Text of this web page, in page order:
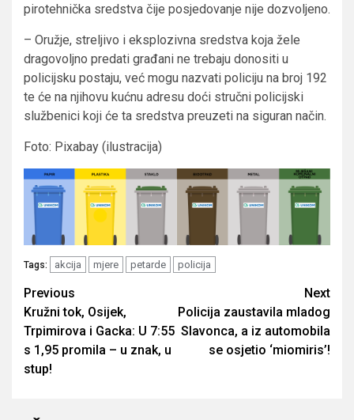
pirotehnička sredstva čije posjedovanje nije dozvoljeno.
– Oružje, streljivo i eksplozivna sredstva koja žele
dragovoljno predati građani ne trebaju donositi u
policijsku postaju, već mogu nazvati policiju na broj 192
te će na njihovu kućnu adresu doći stručni policijski
službenici koji će ta sredstva preuzeti na siguran način.
Foto: Pixabay (ilustracija)
Tags: akcija mjere petarde policija
Post
navigation
Previous
Kružni tok, Osijek,
Trpimirova i Gacka: U 7:55
s 1,95 promila – u znak, u
stup!
Next
Policija zaustavila mladog
Slavonca, a iz automobila
se osjetio ‘miomiris’!